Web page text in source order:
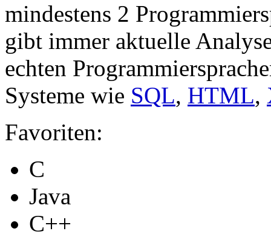
mindestens 2
gibt immer aktuelle
echten
Systeme wie SQL, HTML,
Favoriten:
C
Java
C++